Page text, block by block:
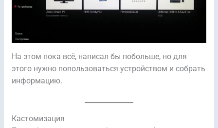
На этом пока всё, написал бы побольше, но для
этого нужно попользоваться устройством и собрать
информацию.
Кастомизация